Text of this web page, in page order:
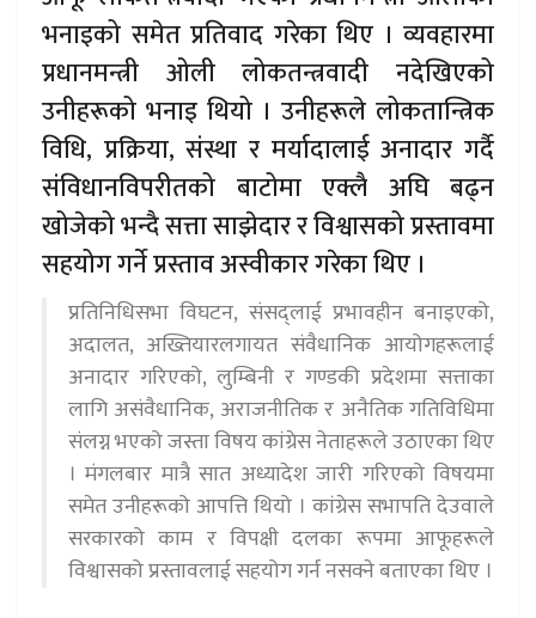
भनाइको समेत प्रतिवाद गरेका थिए । व्यवहारमा
प्रधानमन्त्री ओली लोकतन्त्रवादी नदेखिएको
उनीहरूको भनाइ थियो । उनीहरूले लोकतान्त्रिक
विधि, प्रक्रिया, संस्था र मर्यादालाई अनादार गर्दै
संविधानविपरीतको बाटोमा एक्लै अघि बढ्न
खोजेको भन्दै सत्ता साझेदार र विश्वासको प्रस्तावमा
सहयोग गर्ने प्रस्ताव अस्वीकार गरेका थिए ।
प्रतिनिधिसभा विघटन, संसद्लाई प्रभावहीन बनाइएको,
अदालत, अख्तियारलगायत संवैधानिक आयोगहरूलाई
अनादार गरिएको, लुम्बिनी र गण्डकी प्रदेशमा सत्ताका
लागि असंवैधानिक, अराजनीतिक र अनैतिक गतिविधिमा
संलग्न भएको जस्ता विषय कांग्रेस नेताहरूले उठाएका थिए
। मंगलबार मात्रै सात अध्यादेश जारी गरिएको विषयमा
समेत उनीहरूको आपत्ति थियो । कांग्रेस सभापति देउवाले
सरकारको काम र विपक्षी दलका रूपमा आफूहरूले
विश्वासको प्रस्तावलाई सहयोग गर्न नसक्ने बताएका थिए ।